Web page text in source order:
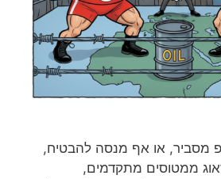
מסביר, או אף מנסה להבטיח,
ממטוסים מתקדמים,